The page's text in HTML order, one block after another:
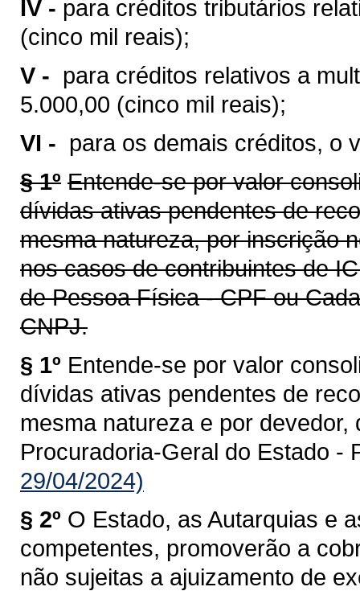
IV - para créditos tributários
(cinco mil reais);
V - para créditos relativos a
5.000,00 (cinco mil reais);
VI - para os demais créditos, o
§ 1º Entende-se por valor
dívidas ativas pendentes de
mesma natureza, por inscrição
nos casos de contribuintes de
de Pessoa Física - CPF ou
CNPJ.
§ 1º Entende-se por valor
dívidas ativas pendentes de
mesma natureza e por
Procuradoria-Geral do Estado -
29/04/2024)
§ 2º O Estado, as Autarquias e
competentes, promoverão a
não sujeitas a ajuizamento de